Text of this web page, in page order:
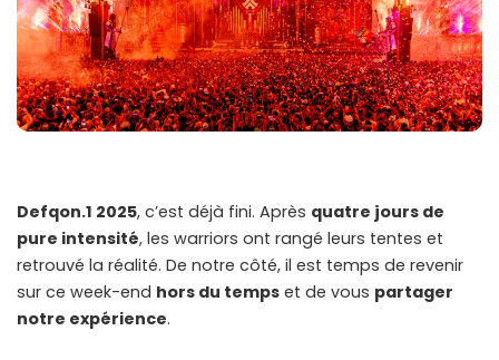
Defqon.1 2025, c’est déjà fini. Après quatre jours de
pure intensité, les warriors ont rangé leurs tentes et
retrouvé la réalité. De notre côté, il est temps de revenir
sur ce week-end hors du temps et de vous partager
notre expérience.